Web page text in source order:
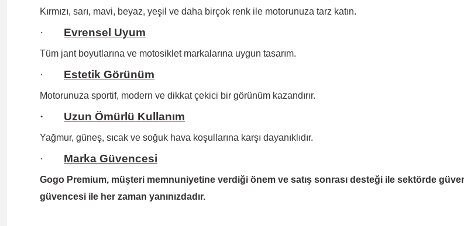
Kırmızı, sarı, mavi, beyaz, yeşil ve daha birçok renk ile motorunuza tarz katın.
· Evrensel Uyum
Tüm jant boyutlarına ve motosiklet markalarına uygun tasarım.
· Estetik Görünüm
Motorunuza sportif, modern ve dikkat çekici bir görünüm kazandırır.
· Uzun Ömürlü Kullanım
Yağmur, güneş, sıcak ve soğuk hava koşullarına karşı dayanıklıdır.
· Marka Güvencesi
Gogo Premium, müşteri memnuniyetine verdiği önem ve satış sonrası desteği ile sektörde
güvencesi ile her zaman yanınızdadır.